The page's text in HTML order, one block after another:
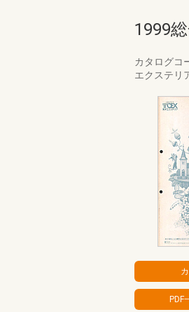
1999
カタログコ
エクステリ